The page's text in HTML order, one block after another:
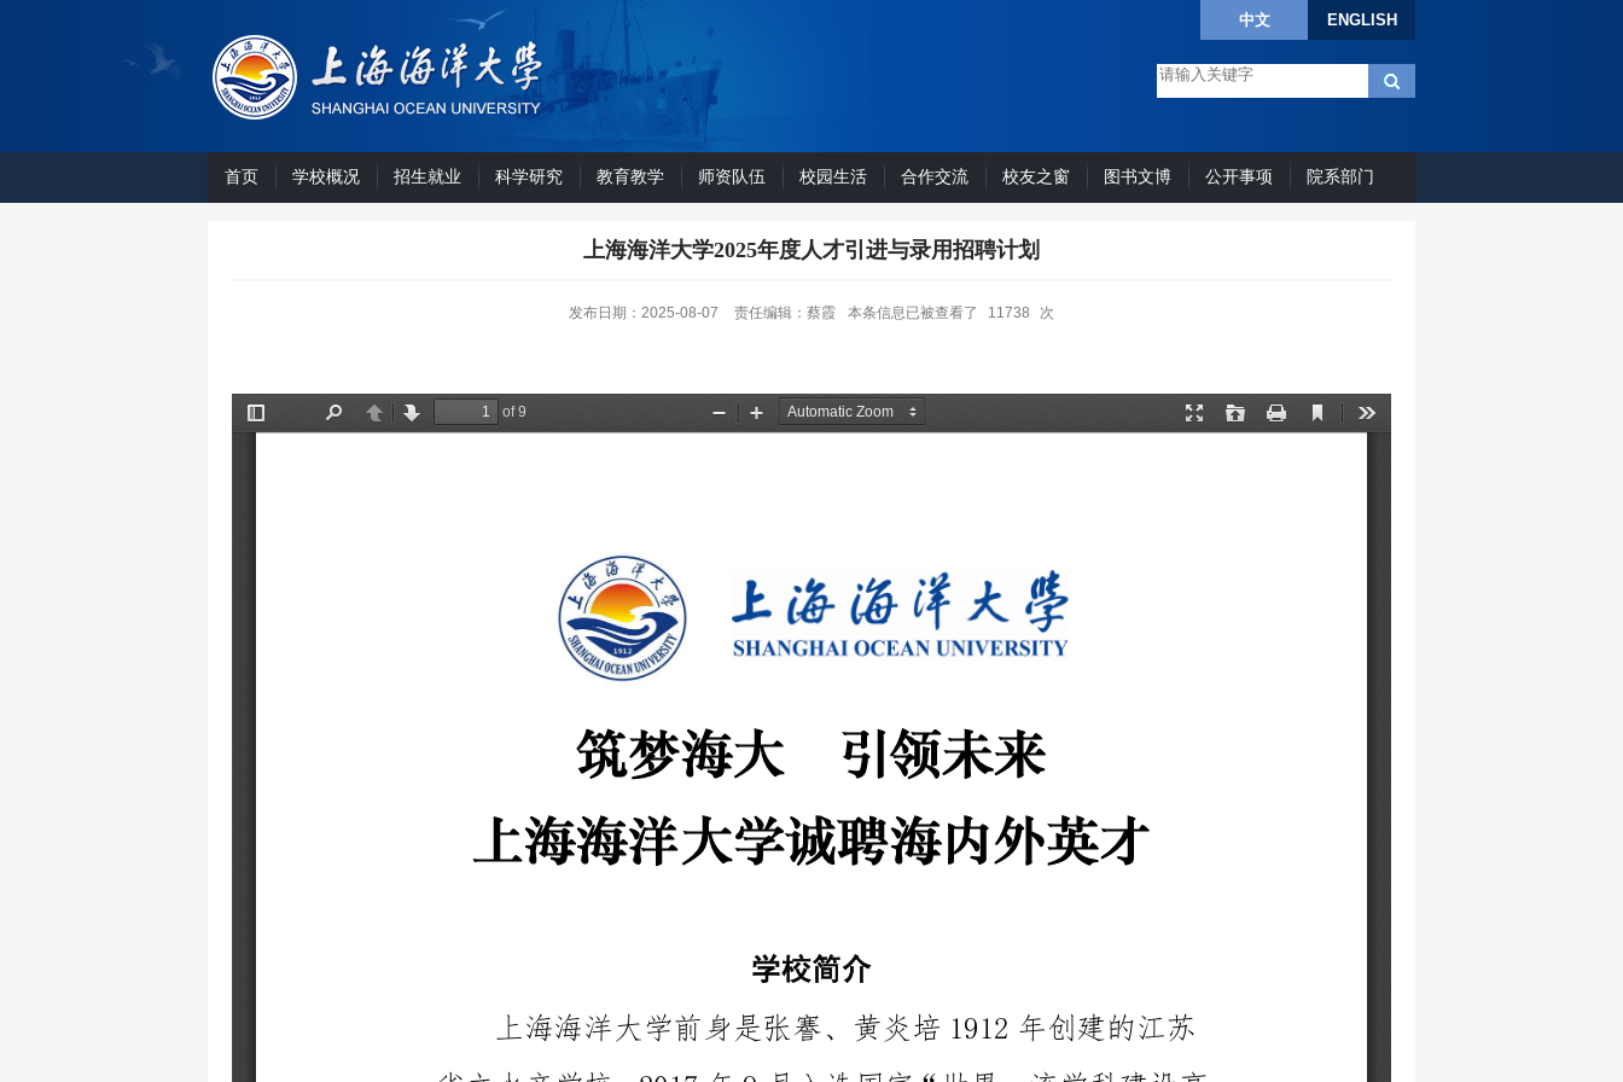
中文 ENGLISH
首页 学校概况 招生就业 科学研究 教育教学 师资队伍 校园生活 合作交流 校友之窗 图书文博 公开事项 院系部门
上海海洋大学2025年度人才引进与录用招聘计划
发布日期：2025-08-07 责任编辑：蔡霞 本条信息已被查看了 11738 次